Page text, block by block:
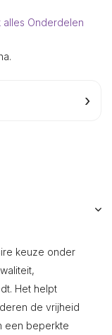
alles Onderdelen
›
keuze onder
Het helpt
de vrijheid
een beperkte